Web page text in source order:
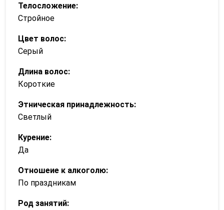
Телосложение:
Стройное
Цвет волос:
Серый
Длина волос:
Короткие
Этническая принадлежность:
Светлый
Курение:
Да
Отношеие к алкоголю:
По праздникам
Род занятий: